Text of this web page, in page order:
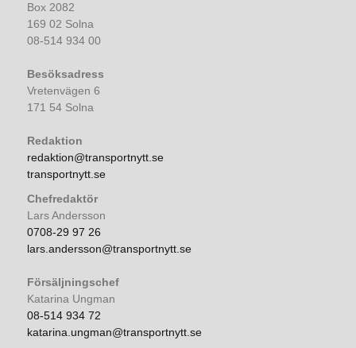
Box 2082
169 02 Solna
08-514 934 00
Besöksadress
Vretenvägen 6
171 54 Solna
Redaktion
redaktion@transportnytt.se
transportnytt.se
Chefredaktör
Lars Andersson
0708-29 97 26
lars.andersson@transportnytt.se
Försäljningschef
Katarina Ungman
08-514 934 72
katarina.ungman@transportnytt.se